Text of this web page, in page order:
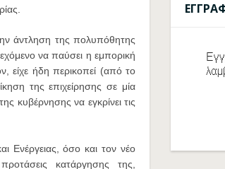
άντληση της πολυπόθητης
να παύσει η εμπορική
είχε ήδη περικοπεί (από το
της επιχείρησης σε μία
κυβέρνησης να εγκρίνει τις
Ενέργειας, όσο και τον νέο
κατάργησης της,